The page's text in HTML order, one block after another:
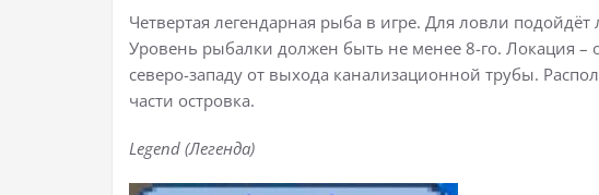
Четвертая легендарная рыба в игре. Для ловли
Уровень рыбалки должен быть не менее 8-го. Локация –
северо-западу от выхода канализационной трубы.
части островка.
Legend (Легенда)